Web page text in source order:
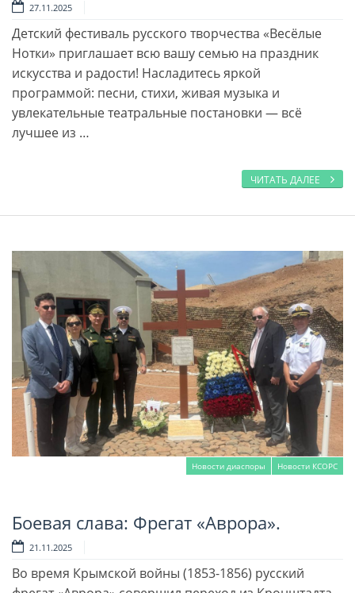
27.11.2025
Детский фестиваль русского творчества «Весёлые
Нотки» приглашает всю вашу семью на праздник
искусства и радости! Насладитесь яркой
программой: песни, стихи, живая музыка и
увлекательные театральные постановки — всё
лучшее из …
ЧИТАТЬ ДАЛЕЕ
Новости диаспоры Новости КСОРС
Читать далее
Боевая слава: Фрегат «Аврора».
21.11.2025
Во время Крымской войны (1853-1856) русский